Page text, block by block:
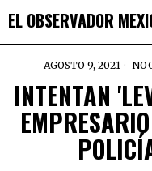
EL OBSERVADOR
AGOSTO 9, 2021
INTENTAN